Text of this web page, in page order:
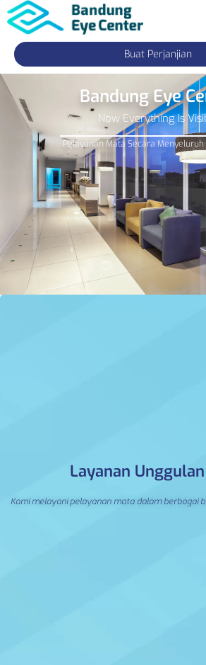
Buat Perjanjian
Bandung Eye
Now Everything Is
Pelayanan Mata Secara
Layanan
Kami melayani pelayanan mata dalam berbagai